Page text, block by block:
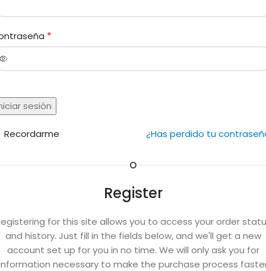
*
sesión
¿Has perdido tu
Recordarme
O
Register
for this site allows you to access your order
and history. Just fill in the fields below, and we'll get a new
account set up for you in no time. We will only ask you for
necessary to make the purchase process